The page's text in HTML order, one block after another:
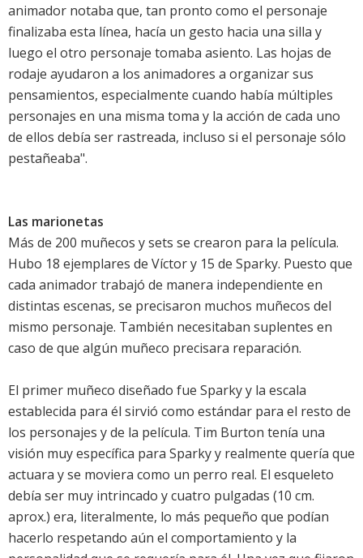
animador notaba que, tan pronto como el personaje
finalizaba esta línea, hacía un gesto hacia una silla y
luego el otro personaje tomaba asiento. Las hojas de
rodaje ayudaron a los animadores a organizar sus
pensamientos, especialmente cuando había múltiples
personajes en una misma toma y la acción de cada uno
de ellos debía ser rastreada, incluso si el personaje sólo
pestañeaba".
Las marionetas
Más de 200 muñecos y sets se crearon para la película.
Hubo 18 ejemplares de Víctor y 15 de Sparky. Puesto que
cada animador trabajó de manera independiente en
distintas escenas, se precisaron muchos muñecos del
mismo personaje. También necesitaban suplentes en
caso de que algún muñeco precisara reparación.
El primer muñeco diseñado fue Sparky y la escala
establecida para él sirvió como estándar para el resto de
los personajes y de la película. Tim Burton tenía una
visión muy específica para Sparky y realmente quería que
actuara y se moviera como un perro real. El esqueleto
debía ser muy intrincado y cuatro pulgadas (10 cm.
aprox.) era, literalmente, lo más pequeño que podían
hacerlo respetando aún el comportamiento y la